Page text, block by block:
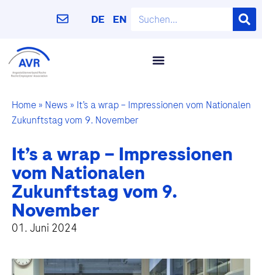
DE EN
Home» News » It’s a wrap – Impressionen vom Nationalen
Zukunftstag vom 9. November
It’s a wrap – Impressionen
vom Nationalen
Zukunftstag vom 9.
November
01. Juni 2024